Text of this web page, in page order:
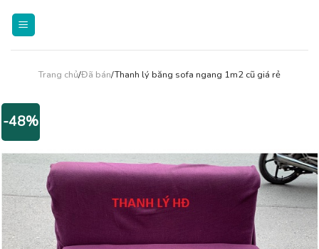
Trang chủ/Đã bán/Thanh lý băng sofa ngang 1m2 cũ giá rẻ
-48%